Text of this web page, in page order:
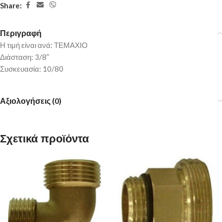
Share:
Περιγραφή
Η τιμή είναι ανά: ΤΕΜΑΧΙΟ
Διάσταση: 3/8”
Συσκευασία: 10/80
Αξιολογήσεις (0)
Σχετικά προϊόντα